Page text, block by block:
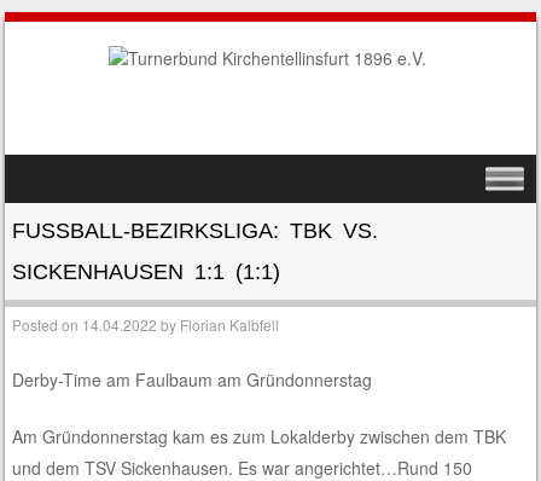
MENU
FUSSBALL-BEZIRKSLIGA: TBK VS. S
ICKENHAUSEN 1:1 (1:1)
Posted on 14.04.2022 by Florian Kalbfell
Derby-Time am Faulbaum am Gründonnerstag
Am Gründonnerstag kam es zum Lokalderby zwischen dem TBK
und dem TSV Sickenhausen. Es war angerichtet…Rund 150